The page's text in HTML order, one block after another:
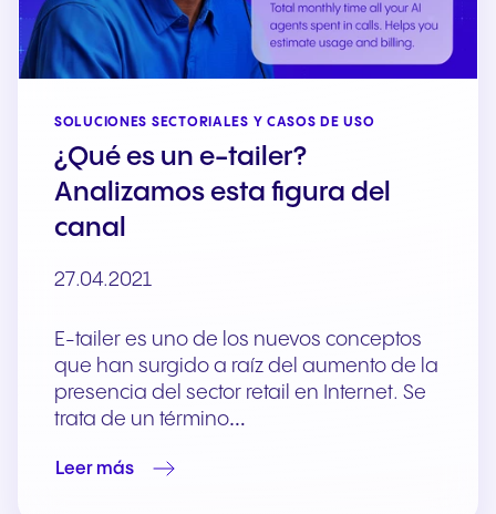
SOLUCIONES SECTORIALES Y CASOS DE USO
¿Qué es un e-tailer?
Analizamos esta figura del
canal
27.04.2021
E-tailer es uno de los nuevos conceptos
que han surgido a raíz del aumento de la
presencia del sector retail en Internet. Se
trata de un término…
Leer más